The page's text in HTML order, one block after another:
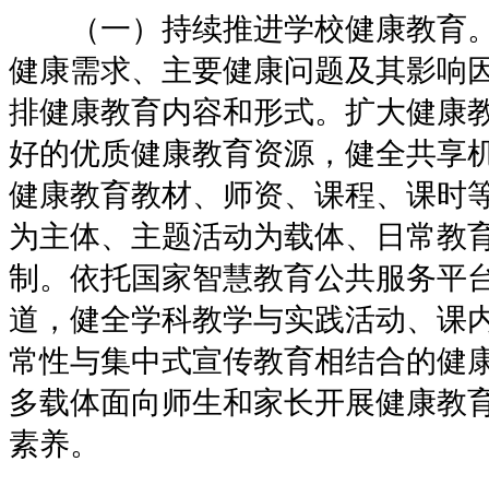
（一）持续推进学校健康教育
健康需求、主要健康问题及其影响
排健康教育内容和形式。扩大健康
好的优质健康教育资源，健全共享
健康教育教材、师资、课程、课时
为主体、主题活动为载体、日常教
制。依托国家智慧教育公共服务平
道，健全学科教学与实践活动、课
常性与集中式宣传教育相结合的健
多载体面向师生和家长开展健康教
素养。